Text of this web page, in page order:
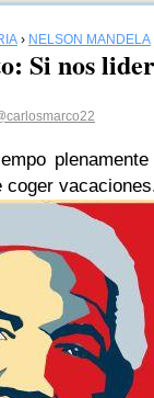
› NELSON MANDELA
Si nos
coger